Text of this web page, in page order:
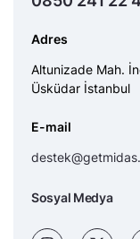
Adres
Altunizade Mah.
Üsküdar İstanbul
E-mail
Sosyal Medya